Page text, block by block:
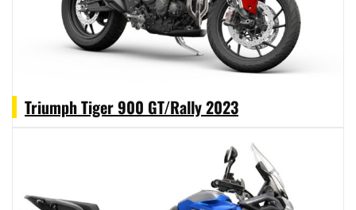
Triumph Tiger 900 GT/Rally 2023